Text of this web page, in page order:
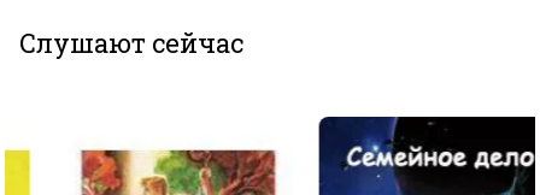
Слушают сейчас